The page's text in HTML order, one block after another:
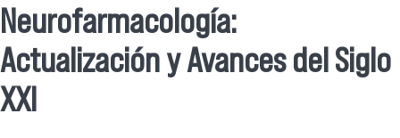
Neurofarmacología:
Actualización y Avances del Siglo
XXI